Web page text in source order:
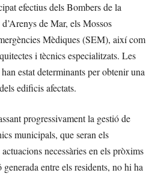
efectius dels Bombers de la
de Mar, els Mossos
Mèdiques (SEM), així com
i tècnics especialitzats. Les
estat determinants per obtenir una
edificis afectats.
progressivament la gestió de
municipals, que seran els
necessàries en els pròxims
entre els residents, no hi ha